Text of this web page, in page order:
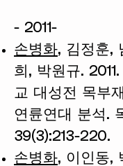
- 2011-
손병화, 김정훈,
희, 박원규.
교 대성전 목부
연륜연대 분석.
39(3):213-220.
손병화, 이인동,